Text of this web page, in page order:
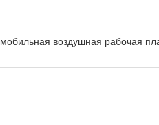
мобильная воздушная рабочая